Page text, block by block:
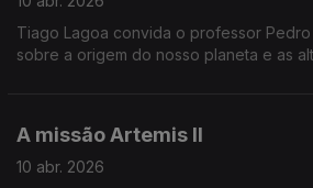
Tiago Lagoa convida o professor
sobre a origem do nosso planeta e as
A missão Artemis II
10 abr. 2026